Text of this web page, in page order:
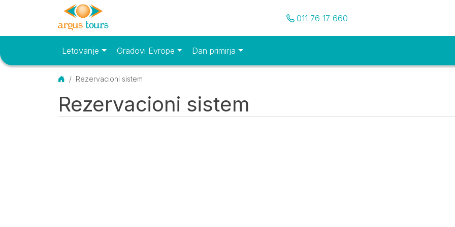
Pozovite nas
011 76 17 660
Osnovni meniLetovanje Gradovi Evrope Dan primirja
Početna
Rezervacioni sistem
Rezervacioni sistem